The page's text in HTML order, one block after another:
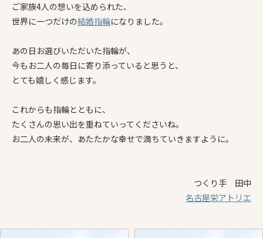
ご家族4人の想いを込められた、
世界に一つだけの結婚指輪になりました。
あの日お選びいただいた指輪が、
今もお二人の毎日に寄り添っていると思うと、
とても嬉しく感じます。
これからも指輪とともに、
たくさんの思い出を重ねていってくださいね。
お二人の未来が、あたたかな幸せで満ちていきますように。
つくり手 田中
名古屋栄アトリエ